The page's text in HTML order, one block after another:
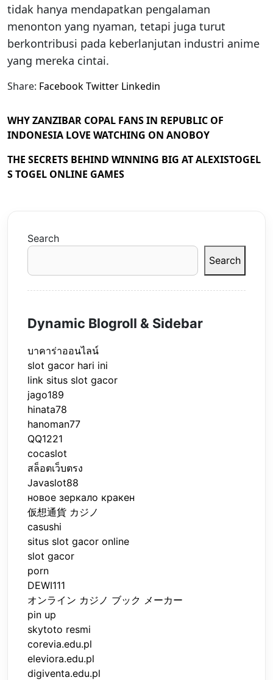
tidak hanya mendapatkan pengalaman
menonton yang nyaman, tetapi juga turut
berkontribusi pada keberlanjutan industri anime
yang mereka cintai.
Share: FacebookTwitter Linkedin
WHY ZANZIBAR COPAL FANS IN REPUBLIC OF
INDONESIA LOVE WATCHING ON ANOBOY
THE SECRETS BEHIND WINNING BIG AT ALEXISTOGEL
S TOGEL ONLINE GAMES
Search
Search
Dynamic Blogroll & Sidebar
บาคาร่าออนไลน์
slot gacor hari ini
link situs slot gacor
jago189
hinata78
hanoman77
QQ1221
cocaslot
สล็อตเว็บตรง
Javaslot88
новое зеркало кракен
仮想通貨 カジノ
casushi
situs slot gacor online
slot gacor
porn
DEWI111
オンライン カジノ ブック メーカー
pin up
skytoto resmi
corevia.edu.pl
eleviora.edu.pl
digiventa.edu.pl